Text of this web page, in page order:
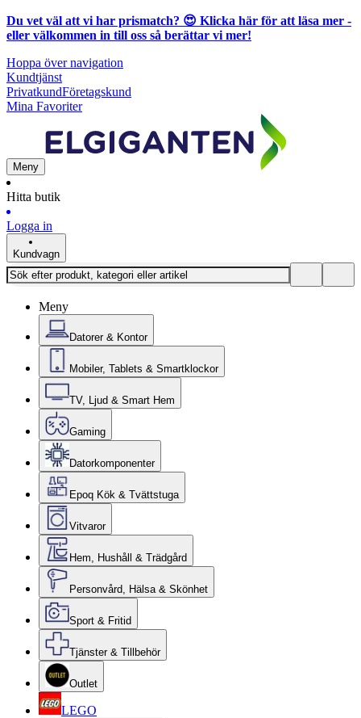
Du vet väl att vi har prismatch? 😍 Klicka här för att läsa mer -
eller välkommen in till oss så berättar vi mer!
Hoppa över navigation
Kundtjänst
PrivatkundFöretagskund
Mina Favoriter
Meny
Hitta butik
Logga in
Kundvagn
Meny
Datorer & Kontor
Mobiler, Tablets & Smartklockor
TV, Ljud & Smart Hem
Gaming
Datorkomponenter
Epoq Kök & Tvättstuga
Vitvaror
Hem, Hushåll & Trädgård
Personvård, Hälsa & Skönhet
Sport & Fritid
Tjänster & Tillbehör
Outlet
LEGO